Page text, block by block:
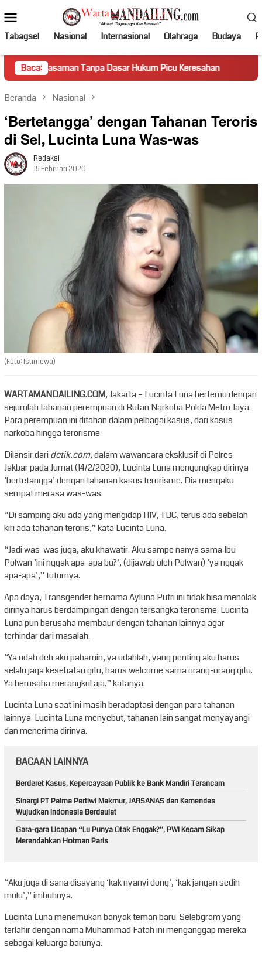
ke
kontenMobile
Tabagsel Nasional Internasional Olahraga Budaya
Baca:
Tanpa Dasar Hukum Picu Keresahan Truk Miring
Beranda Nasional
‘Bertetangga’ dengan Tahanan Teroris
di Sel, Lucinta Luna Was-was
Redaksi
15 Februari 2020
(Foto: Istimewa)
WARTAMANDAILING.COM, Jakarta – Lucinta Luna bertemu dengan
sejumlah tahanan perempuan di Rutan Narkoba Polda Metro Jaya.
Para perempuan ini ditahan dalam pelbagai kasus, dari kasus
narkoba hingga terorisme.
Dilansir daridetik.com, dalam wawancara eksklusif di Polres
Jakbar pada Jumat (14/2/2020), Lucinta Luna mengungkap dirinya
‘bertetangga’ dengan tahanan kasus terorisme. Dia mengaku
sempat merasa was-was.
“Di samping aku ada yang mengidap HIV, TBC, terus ada sebelah
kiri ada tahanan teroris,” kata Lucinta Luna.
“Jadi was-was juga, aku khawatir. Aku sampe nanya sama Ibu
Polwan ‘ini nggak apa-apa bu?’, (dijawab oleh Polwan) ‘ya nggak
apa-apa’,” tuturnya.
Apa daya, Transgender bernama Ayluna Putri ini tidak bisa menolak
dirinya harus berdampingan dengan tersangka terorisme. Lucinta
Luna pun berusaha membaur dengan tahanan lainnya agar
terhindar dari masalah.
“Ya udah deh aku pahamin, ya udahlah, yang penting aku harus
selalu jaga kesehatan gitu, harus welcome sama orang-orang gitu.
Ya berusaha merangkul aja,” katanya.
Lucinta Luna saat ini masih beradaptasi dengan para tahanan
lainnya. Lucinta Luna menyebut, tahanan lain sangat menyayangi
dan menerima dirinya.
BACAAN LAINNYA
Berderet Kasus, Kepercayaan Publik ke Bank Mandiri Terancam
Sinergi PT Palma Pertiwi Makmur, JARSANAS dan Kemendes
Wujudkan Indonesia Berdaulat
Gara-gara Ucapan “Lu Punya Otak Enggak?”, PWI Kecam Sikap
Merendahkan Hotman Paris
“Aku juga di sana disayang ‘kak nyanyi dong’, ‘kak jangan sedih
mulu’,” imbuhnya.
Lucinta Luna menemukan banyak teman baru. Selebgram yang
terlahir dengan nama Muhammad Fatah ini menganggap mereka
sebagai keluarga barunya.